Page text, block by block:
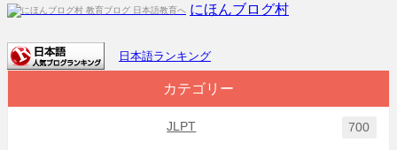
にほんブログ村
日本語ランキング
カテゴリー
JLPT 700